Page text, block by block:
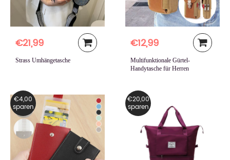
€21,99
Strass Umhängetasche
€12,99
Multifunktionale Gürtel-
Handytasche für Herren
€4,00
sparen
€20,00
sparen